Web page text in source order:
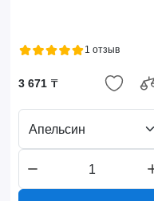
1 отзыв
3 671 ₸
Апельсин